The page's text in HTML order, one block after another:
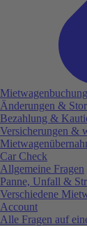
Mietwagenbuchung
Änderungen &
Bezahlung &
Versicherungen &
Car Check
Allgemeine Fragen
Panne, Unfall &
Verschiedene
Account
Alle Fragen auf